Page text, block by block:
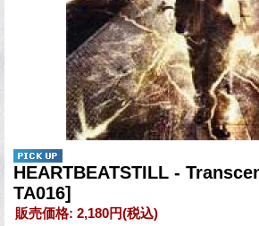
HEARTBEATSTILL -
TA016]
販売価格: 2,180円(税込)